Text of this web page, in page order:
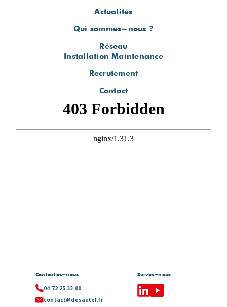
Actualités
Qui sommes-nous ?
Réseau
Installation Maintenance
Recrutement
Contact
Suivez-nous
Contactez-nous
04 72 25 33 00
contact@desautel.fr